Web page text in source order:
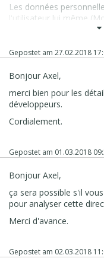
Les données
l'utilisateur lui même
adresse de facturation,
exemple ou gestion des
de l'accès ne permet pas
Il faut donc ajouter une
manquante.
Cordialement
Gepostet am 27.02.2018
Bonjour Axel,
merci bien pour les
développeurs.
Cordialement.
Gepostet am 01.03.2018
Bonjour Axel,
ça sera possible s'il
pour analyser cette
Merci d'avance.
Gepostet am 02.03.2018